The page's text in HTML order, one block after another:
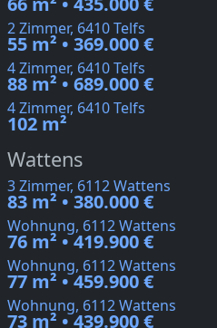
2 Zimmer, 6410 Telfs
55 m² • 369.000 €
4 Zimmer, 6410 Telfs
88 m² • 689.000 €
4 Zimmer, 6410 Telfs
102 m²
Wattens
3 Zimmer, 6112 Wattens
83 m² • 380.000 €
Wohnung, 6112 Wattens
76 m² • 419.900 €
Wohnung, 6112 Wattens
77 m² • 459.900 €
Wohnung, 6112 Wattens
73 m² • 439.900 €